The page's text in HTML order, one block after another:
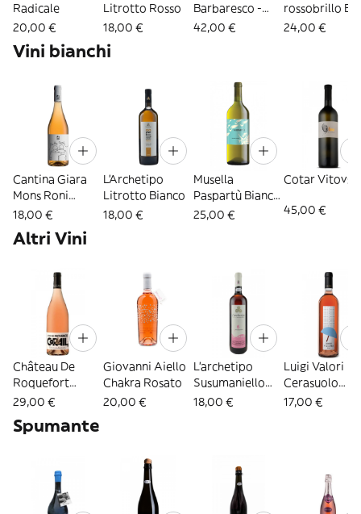
Radicale
20,00 €
Litrotto Rosso
18,00 €
Barbaresco -
Barbaresco
42,00 €
rossobrillo
Rosso
24,00 €
Vini bianchi
Cantina Giara
Mons Roni
Cannitum
18,00 €
L'Archetipo
Litrotto Bianco
18,00 €
Musella
Paspartù Bianco
1LT
25,00 €
Cotar
45,00 €
Altri Vini
Château De
Roquefort
Corail Côtes de
29,00 €
Giovanni Aiello
Chakra Rosato
20,00 €
L'archetipo
Susumaniello
Rosato
18,00 €
Luigi Valori
Cerasuolo
d'Abruzzo
17,00 €
Spumante